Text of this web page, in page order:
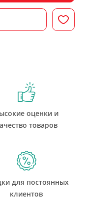
оценки и
товаров
для постоянных
клиентов